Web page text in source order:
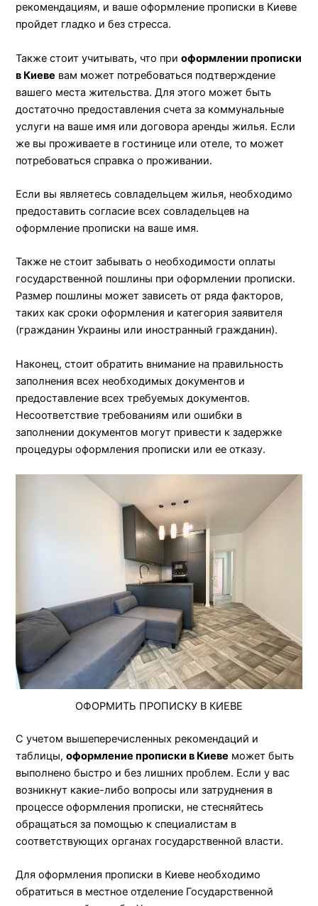
рекомендациям, и ваше оформление прописки в Киеве
пройдет гладко и без стресса.
Также стоит учитывать, что приоформлении прописки
в Киеве вам может потребоваться подтверждение
вашего места жительства. Для этого может быть
достаточно предоставления счета за коммунальные
услуги на ваше имя или договора аренды жилья. Если
же вы проживаете в гостинице или отеле, то может
потребоваться справка о проживании.
Если вы являетесь совладельцем жилья, необходимо
предоставить согласие всех совладельцев на
оформление прописки на ваше имя.
Также не стоит забывать о необходимости оплаты
государственной пошлины при оформлении прописки.
Размер пошлины может зависеть от ряда факторов,
таких как сроки оформления и категория заявителя
(гражданин Украины или иностранный гражданин).
Наконец, стоит обратить внимание на правильность
заполнения всех необходимых документов и
предоставление всех требуемых документов.
Несоответствие требованиям или ошибки в
заполнении документов могут привести к задержке
процедуры оформления прописки или ее отказу.
ОФОРМИТЬ ПРОПИСКУ В КИЕВЕ
С учетом вышеперечисленных рекомендаций и
таблицы,оформление прописки в Киеве может быть
выполнено быстро и без лишних проблем. Если у вас
возникнут какие-либо вопросы или затруднения в
процессе оформления прописки, не стесняйтесь
обращаться за помощью к специалистам в
соответствующих органах государственной власти.
Для оформления прописки в Киеве необходимо
обратиться в местное отделение Государственной